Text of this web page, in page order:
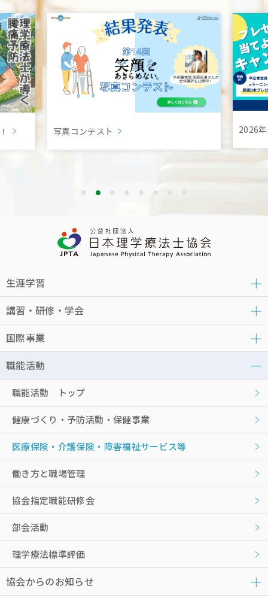
写真コンテスト 2026
生涯学習
講習・研修・学会
国際事業
職能活動
職能活動 トップ
健康づくり・予防活動・保健事業
医療保険・介護保険・障害福祉サービス等
働き方と職場管理
協会指定職能研修会
部会活動
理学療法標準評価
協会からのお知らせ